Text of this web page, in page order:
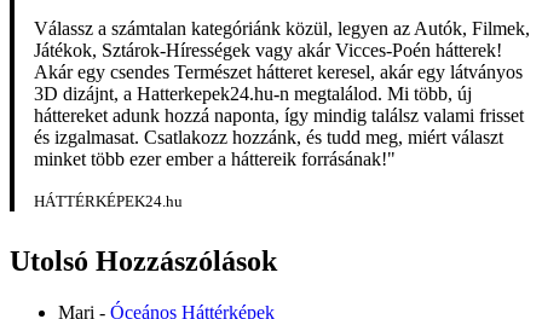
Válassz a számtalan kategóriánk közül, legyen az Autók, Filmek,
Játékok, Sztárok-Hírességek vagy akár Vicces-Poén hátterek!
Akár egy csendes Természet hátteret keresel, akár egy látványos
3D dizájnt, a Hatterkepek24.hu-n megtalálod. Mi több, új
háttereket adunk hozzá naponta, így mindig találsz valami frisset
és izgalmasat. Csatlakozz hozzánk, és tudd meg, miért választ
minket több ezer ember a háttereik forrásának!"
HÁTTÉRKÉPEK24.hu
Utolsó Hozzászólások
Mari - Óceános Háttérképek